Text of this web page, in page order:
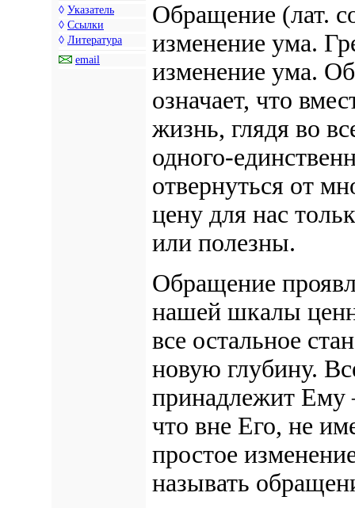
◊ Указатель
◊ Ссылки
◊ Литература
email
Обращение (лат.
изменение ума.
изменение ума.
означает, что
жизнь, глядя во
одного-
отвернуться от
цену для нас
или полезны.
Обращение
нашей шкалы
все остальное
новую глубину.
принадлежит Ему
что вне Его, не
простое
называть